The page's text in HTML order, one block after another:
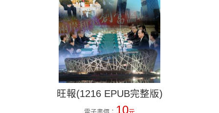
旺報(1216 EPUB完整版)
10